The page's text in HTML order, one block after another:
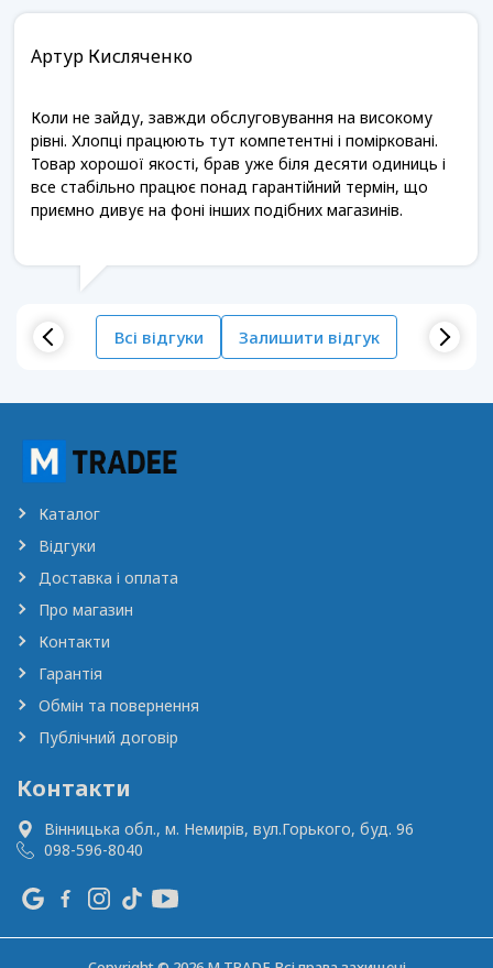
Артур Кисляченко
Коли не зайду, завжди обслуговування на високому
рівні. Хлопці працюють тут компетентні і помірковані.
Товар хорошої якості, брав уже біля десяти одиниць і
все стабільно працює понад гарантійний термін, що
приємно дивує на фоні інших подібних магазинів.
Всі відгуки Залишити відгук
Каталог
Відгуки
Доставка і оплата
Про магазин
Контакти
Гарантія
Обмін та повернення
Публічний договір
Контакти
Вінницька обл., м. Немирів, вул.Горького, буд. 96
098-596-8040